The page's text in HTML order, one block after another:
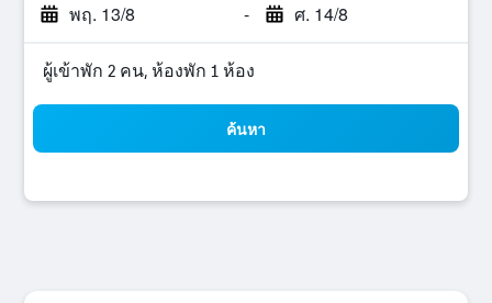
พฤ. 13/8 - ศ. 14/8
ผู้เข้าพัก 2 คน, ห้องพัก 1 ห้อง
ค้นหา